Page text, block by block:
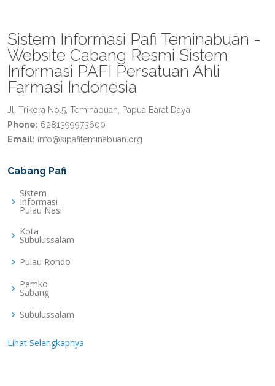
Sistem Informasi Pafi Teminabuan -
Website Cabang Resmi Sistem
Informasi PAFI Persatuan Ahli
Farmasi Indonesia
Jl. Trikora No.5, Teminabuan, Papua Barat Daya
Phone: 6281399973600
Email: info@sipafiteminabuan.org
Cabang Pafi
Sistem
Informasi
Pulau Nasi
Kota
Subulussalam
Pulau Rondo
Pemko
Sabang
Subulussalam
Lihat Selengkapnya